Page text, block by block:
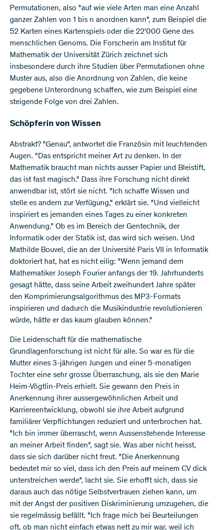
Permutationen, also "auf wie viele Arten man eine Anzahl
ganzer Zahlen von 1 bis n anordnen kann", zum Beispiel die
52 Karten eines Kartenspiels oder die 22'000 Gene des
menschlichen Genoms. Die Forscherin am Institut für
Mathematik der Universität Zürich zeichnet sich
insbesondere durch ihre Studien über Permutationen ohne
Muster aus, also die Anordnung von Zahlen, die keine
gegebene Unterordnung schaffen, wie zum Beispiel eine
steigende Folge von drei Zahlen.
Schöpferin von Wissen
Abstrakt? "Genau", antwortet die Französin mit leuchtenden
Augen. "Das entspricht meiner Art zu denken. In der
Mathematik braucht man nichts ausser Papier und Bleistift,
das ist fast magisch." Dass ihre Forschung nicht direkt
anwendbar ist, stört sie nicht. "Ich schaffe Wissen und
stelle es andern zur Verfügung," erklärt sie. "Und vielleicht
inspiriert es jemanden eines Tages zu einer konkreten
Anwendung." Ob es im Bereich der Gentechnik, der
Informatik oder der Statik ist, das wird sich weisen. Und
Mathilde Bouvel, die an der Université Paris VII in Informatik
doktoriert hat, hat es nicht eilig: "Wenn jemand dem
Mathematiker Joseph Fourier anfangs der 19. Jahrhunderts
gesagt hätte, dass seine Arbeit zweihundert Jahre später
den Komprimierungsalgorithmus des MP3-Formats
inspirieren und dadurch die Musikindustrie revolutionieren
würde, hätte er das kaum glauben können."
Die Leidenschaft für die mathematische
Grundlagenforschung ist nicht für alle. So war es für die
Mutter eines 3-jährigen Jungen und einer 5-monatigen
Tochter eine sehr grosse Überraschung, als sie den Marie
Heim-Vögtlin-Preis erhielt. Sie gewann den Preis in
Anerkennung ihrer aussergewöhnlichen Arbeit und
Karriereentwicklung, obwohl sie ihre Arbeit aufgrund
familiärer Verpflichtungen reduziert und unterbrochen hat.
"Ich bin immer überrascht, wenn Aussenstehende Interesse
an meiner Arbeit finden", sagt sie. Was aber nicht heisst,
dass sie sich darüber nicht freut. "Die Anerkennung
bedeutet mir so viel, dass ich den Preis auf meinem CV dick
unterstreichen werde", lacht sie. Sie erhofft sich, dass sie
daraus auch das nötige Selbstvertrauen ziehen kann, um
mit der Angst der positiven Diskriminierung umzugehen, die
sie regelmässig befällt. "Ich frage mich bei Beurteilungen
oft, ob man nicht einfach etwas nett zu mir war, weil ich